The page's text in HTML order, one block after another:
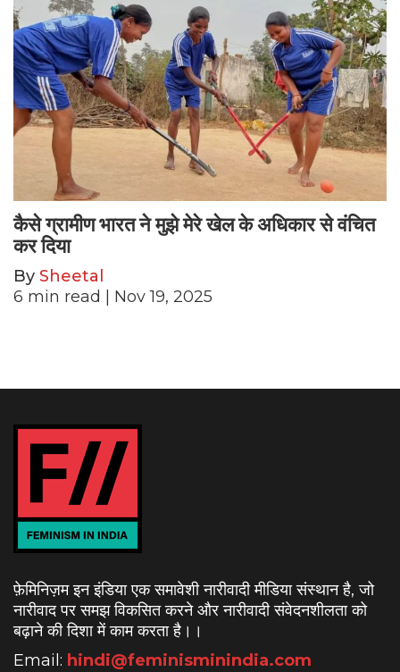
कैसे ग्रामीण भारत ने मुझे मेरे खेल के अधिकार से वंचित
कर दिया
By Sheetal
6 min read | Nov 19, 2025
फ़ेमिनिज़म इन इंडिया एक समावेशी नारीवादी मीडिया संस्थान है, जो
नारीवाद पर समझ विकसित करने और नारीवादी संवेदनशीलता को
बढ़ाने की दिशा में काम करता है। ।
Email: hindi@feminisminindia.com